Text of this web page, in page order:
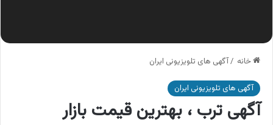
خانه /آگهی های تلویزیونی ایران
آگهی های تلویزیونی ایران
آگهی ترب ، بهترین قیمت بازار